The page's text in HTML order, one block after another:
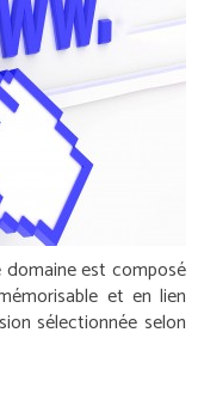
est composé
et en lien
sélectionnée selon